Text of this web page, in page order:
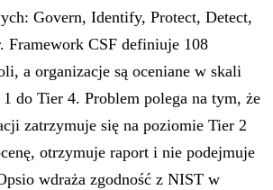
Govern, Identify, Protect, Detect,
Framework CSF definiuje 108
a organizacje są oceniane w skali
do Tier 4. Problem polega na tym, że
zatrzymuje się na poziomie Tier 2
otrzymuje raport i nie podejmuje
wdraża zgodność z NIST w